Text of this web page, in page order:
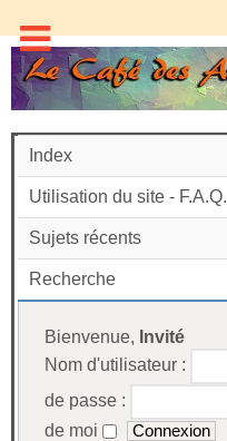
Index
Utilisation du site - F.A.Q.
Sujets récents
Recherche
Bienvenue, Invité
Nom d'utilisateur :
de passe :
de moi